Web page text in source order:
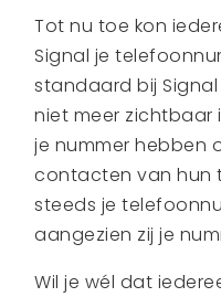
Tot nu toe kon
Signal je
standaard bij
niet meer zichtbaar
je nummer hebben
contacten van hun
steeds je
aangezien zij je
Wil je wél dat